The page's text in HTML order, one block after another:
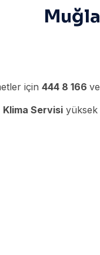
için 444 8 166
Klima Servisi yüksek